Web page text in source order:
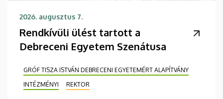
2026. augusztus 7.
Rendkívüli ülést tartott a
Debreceni Egyetem Szenátusa
GRÓF TISZA ISTVÁN DEBRECENI EGYETEMÉRT ALAPÍTVÁNY
INTÉZMÉNYI
REKTOR